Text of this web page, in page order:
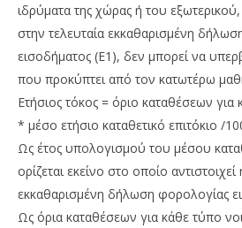
ιδρύματα της χώρας ή του
στην τελευταία εκκαθαρισμένη
εισοδήματος (Ε1), δεν μπορεί να
που προκύπτει από τον κατωτέρω
Ετήσιος τόκος = όριο καταθέσεων
* μέσο ετήσιο καταθετικό επιτόκιο /
Ως έτος υπολογισμού του μέσου
ορίζεται εκείνο στο οποίο αντιστοιχεί
εκκαθαρισμένη δήλωση φορολογίας
Ως όρια καταθέσεων για κάθε τύπο